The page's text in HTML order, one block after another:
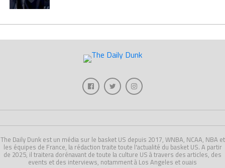
The Daily Dunk est un média sur le basket US depuis 2017, WNBA, NCAA, NBA et
les équipes de France, la rédaction traite toute l'actualité du basket US. A partir
de 2025, il traitera dorénavant de toute la culture US à travers des articles, des
events et des interviews, notamment à Los Angeles et ouais